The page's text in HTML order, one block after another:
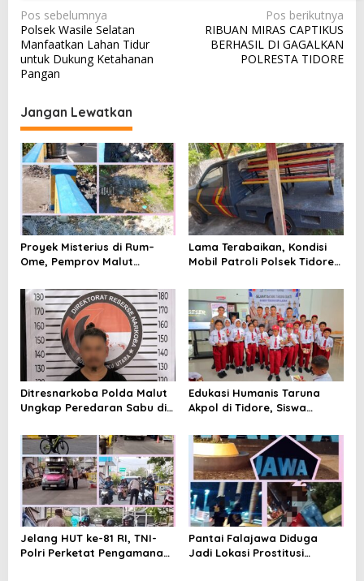
N
a
v
i
g
a
s
i
p
o
s
Pos sebelumnya
Polsek Wasile Selatan
Manfaatkan Lahan Tidur
untuk Dukung Ketahanan
Pangan
Pos berikutnya
RIBUAN MIRAS CAPTIKUS
BERHASIL DI GAGALKAN
POLRESTA TIDORE
Jangan Lewatkan
Proyek Misterius di Rum–
Ome, Pemprov Malut
Lalu Punya Siapa?
Lama Terabaikan, Kondisi
Mobil Patroli Polsek Tidore
Kapolda
Ditresnarkoba Polda Malut
Ungkap Peredaran Sabu di
Pengedar Diamankan
Edukasi Humanis Taruna
Akpol di Tidore, Siswa
Mandiri
Jelang HUT ke-81 RI, TNI-
Polri Perketat Pengamanan
Pantai Falajawa Diduga
Jadi Lokasi Prostitusi